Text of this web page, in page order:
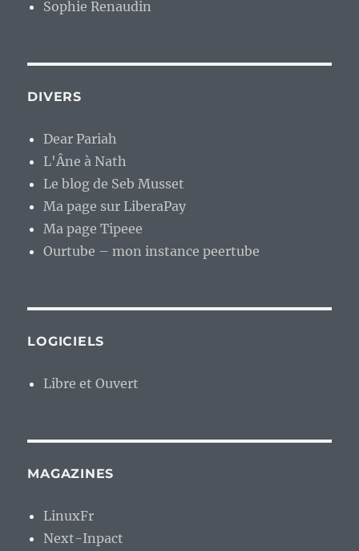
Sophie Renaudin
DIVERS
Dear Pariah
L'Âne à Nath
Le blog de Seb Musset
Ma page sur LiberaPay
Ma page Tipeee
Ourtube – mon instance peertube
LOGICIELS
Libre et Ouvert
MAGAZINES
LinuxFr
Next-Inpact